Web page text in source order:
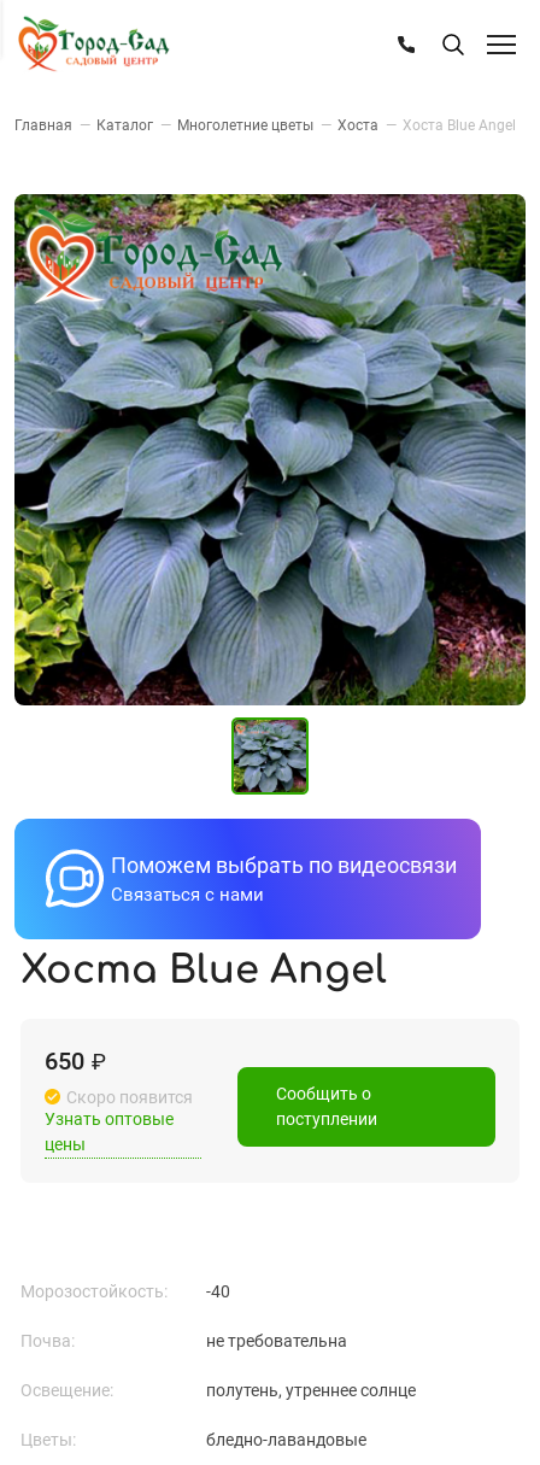
Главная — Каталог — Многолетние цветы — Хоста — Хоста Blue Angel
Поможем выбрать по видеосвязи
Связаться с нами
Хоста Blue Angel
650 ₽
Скоро появится
Узнать оптовые
цены
Сообщить о
поступлении
Морозостойкость: -40
Почва: не требовательна
Освещение: полутень, утреннее солнце
Цветы: бледно-лавандовые